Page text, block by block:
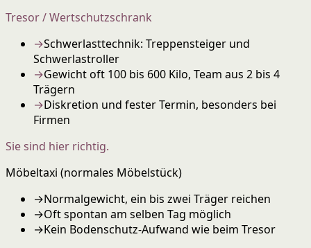
Tresor / Wertschutzschrank
→Schwerlasttechnik: Treppensteiger und
Schwerlastroller
→Gewicht oft 100 bis 600 Kilo, Team aus 2 bis 4
Trägern
→Diskretion und fester Termin, besonders bei
Firmen
Sie sind hier richtig.
Möbeltaxi (normales Möbelstück)
→Normalgewicht, ein bis zwei Träger reichen
→Oft spontan am selben Tag möglich
→Kein Bodenschutz-Aufwand wie beim Tresor